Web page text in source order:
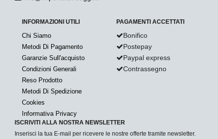
INFORMAZIONI UTILI
Chi Siamo
Metodi Di Pagamento
Garanzie Sull'acquisto
Condizioni Generali
Reso Prodotto
Metodi Di Spedizione
Cookies
Informativa Privacy
PAGAMENTI ACCETTATI
Bonifico
Postepay
Paypal express
Contrassegno
ISCRIVITI ALLA NOSTRA NEWSLETTER
Inserisci la tua E-mail per ricevere le nostre offerte tramite newsletter.